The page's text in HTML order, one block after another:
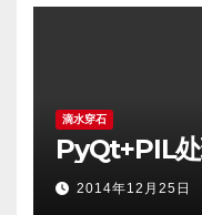
滴水穿石
PyQt+PIL
2014年12月25日